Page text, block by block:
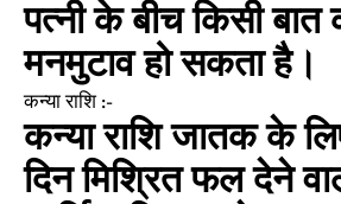
पत्नी के बीच किसी
मनमुटाव हो सकता है।
कन्या राशि :-
कन्या राशि जातक के
दिन मिश्रित फल देने